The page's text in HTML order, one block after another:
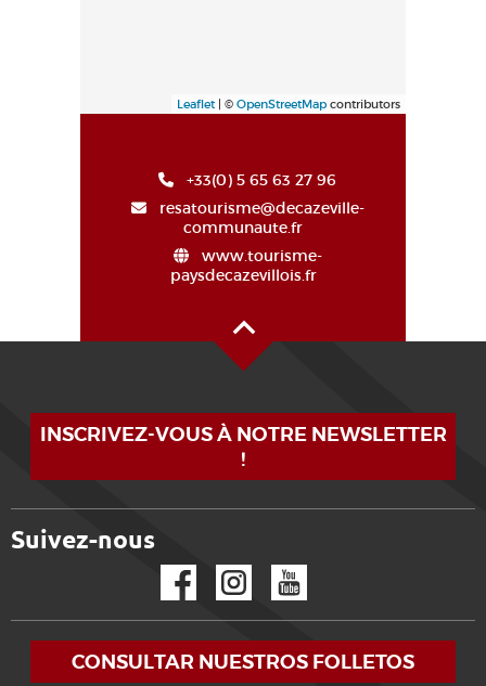
Leaflet| © OpenStreetMap contributors
+33(0) 5 65 63 27 96
resatourisme@decazeville-
communaute.fr
www.tourisme-
paysdecazevillois.fr
INSCRIVEZ-VOUS À NOTRE NEWSLETTER
!
Suivez-nous
CONSULTAR NUESTROS FOLLETOS